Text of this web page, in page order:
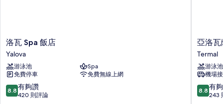
洛
瓦
Spa
飯
店
Yalova
洛瓦 Spa 飯店
Yalova
游泳池
Spa
免費停車
免費無線上網
8.8
分，
8.8 有夠讚
420 則評論
亞
洛
瓦
薩
拉
伊
溫
亞洛瓦
Termal
游泳池
機場
8.8
分，
8.8 有
243